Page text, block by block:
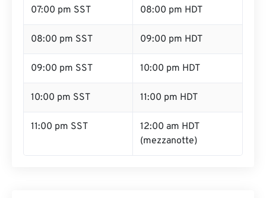
07:00 pm SST 08:00 pm HDT
08:00 pm SST 09:00 pm HDT
09:00 pm SST 10:00 pm HDT
10:00 pm SST 11:00 pm HDT
11:00 pm SST
12:00 am HDT
(mezzanotte)